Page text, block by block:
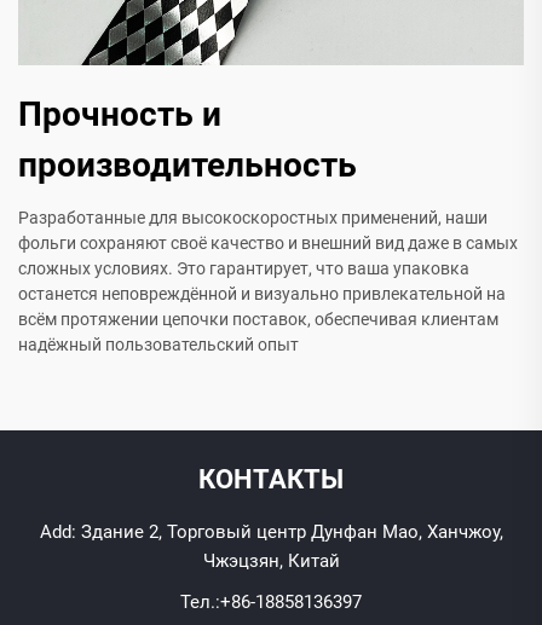
Прочность и
производительность
Разработанные для высокоскоростных применений, наши
фольги сохраняют своё качество и внешний вид даже в самых
сложных условиях. Это гарантирует, что ваша упаковка
останется неповреждённой и визуально привлекательной на
всём протяжении цепочки поставок, обеспечивая клиентам
надёжный пользовательский опыт
КОНТАКТЫ
Add: Здание 2, Торговый центр Дунфан Мао, Ханчжоу,
Чжэцзян, Китай
Тел.:+86-18858136397